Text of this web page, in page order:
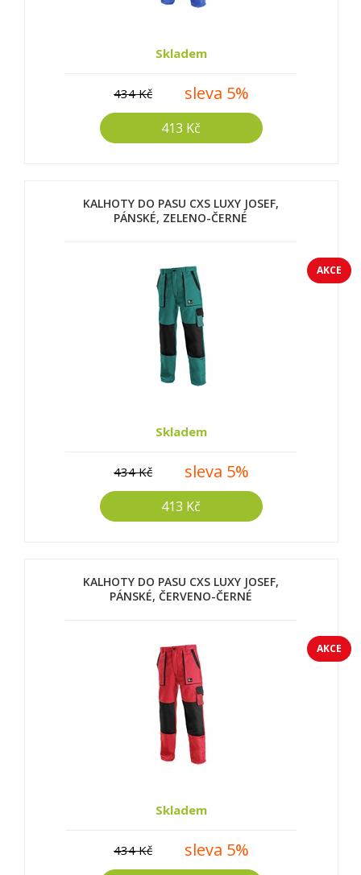
Skladem
434 Kč sleva 5%
413 Kč
AKCE
KALHOTY DO PASU CXS LUXY JOSEF,
PÁNSKÉ, ZELENO-ČERNÉ
Skladem
434 Kč sleva 5%
413 Kč
AKCE
KALHOTY DO PASU CXS LUXY JOSEF,
PÁNSKÉ, ČERVENO-ČERNÉ
Skladem
434 Kč sleva 5%